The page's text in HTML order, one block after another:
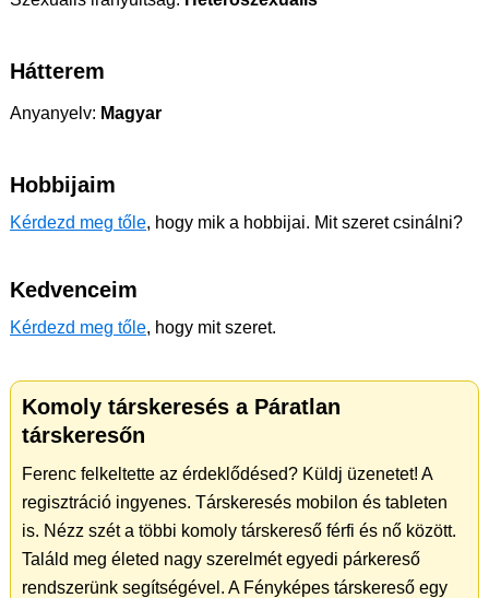
Hátterem
Anyanyelv: Magyar
Hobbijaim
Kérdezd meg tőle, hogy mik a hobbijai. Mit szeret csinálni?
Kedvenceim
Kérdezd meg tőle, hogy mit szeret.
Komoly társkeresés a Páratlan
társkeresőn
Ferenc felkeltette az érdeklődésed? Küldj üzenetet! A
regisztráció ingyenes. Társkeresés mobilon és tableten
is. Nézz szét a többi komoly társkereső férfi és nő között.
Találd meg életed nagy szerelmét egyedi párkereső
rendszerünk segítségével. A Fényképes társkereső egy